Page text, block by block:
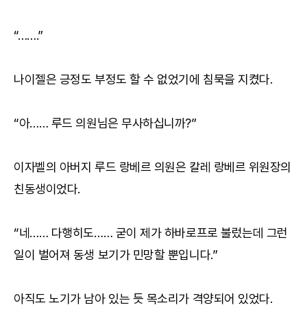
“…….”
나이젤은 긍정도 부정도 할 수 없었기에 침묵을 지켰다.
“아…… 루드 의원님은 무사하십니까?”
이자벨의 아버지 루드 랑베르 의원은 칼레 랑베르 위원장의
친동생이었다.
“네…… 다행히도…… 굳이 제가 하바로프로 불렀는데 그런
일이 벌어져 동생 보기가 민망할 뿐입니다.”
아직도 노기가 남아 있는 듯 목소리가 격양되어 있었다.